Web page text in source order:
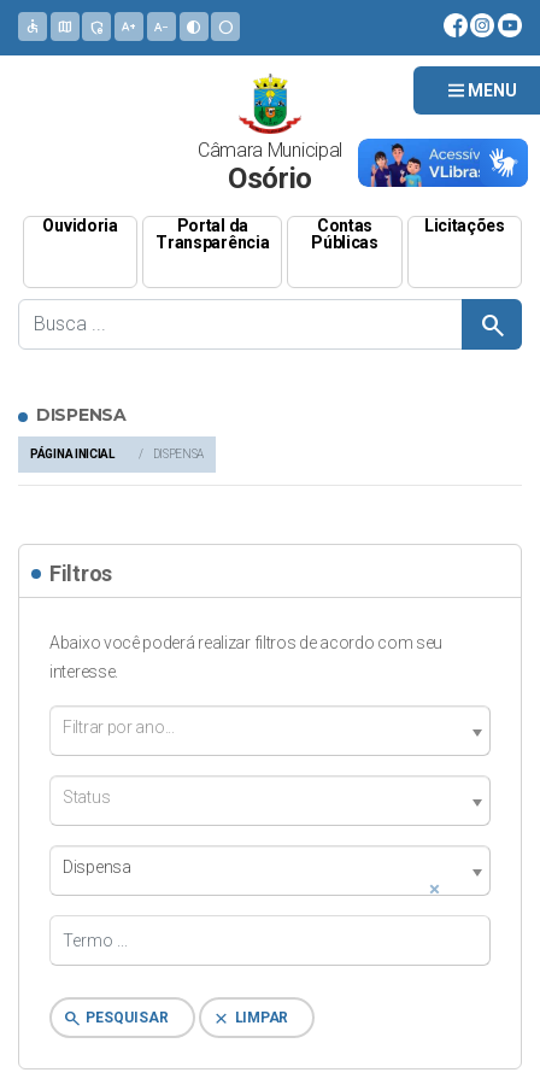
MENU
accessible map admin_panel_settings text_increase text_decrease contrast circle
Câmara Municipal
Osório
Ouvidoria
Portal da
Transparência
Contas
Públicas
Licitações
search
DISPENSA
PÁGINA INICIAL DISPENSA
Filtros
Abaixo você poderá realizar filtros de acordo com seu
interesse.
Filtrar por ano...
Status
×
Dispensa
search PESQUISAR clear LIMPAR